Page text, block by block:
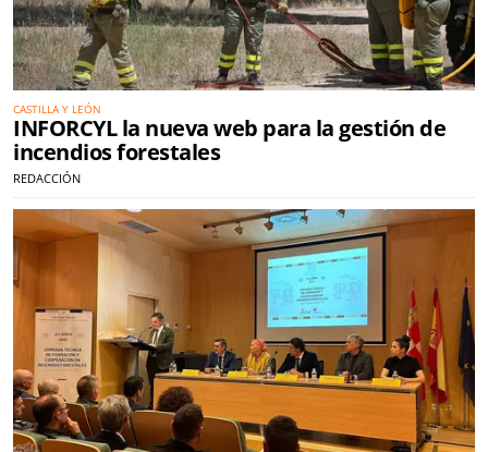
CASTILLA Y LEÓN
INFORCYL la nueva web para la gestión de
incendios forestales
REDACCIÓN